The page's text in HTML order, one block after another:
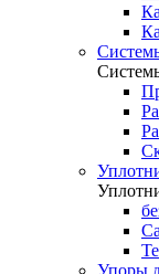
Упоры